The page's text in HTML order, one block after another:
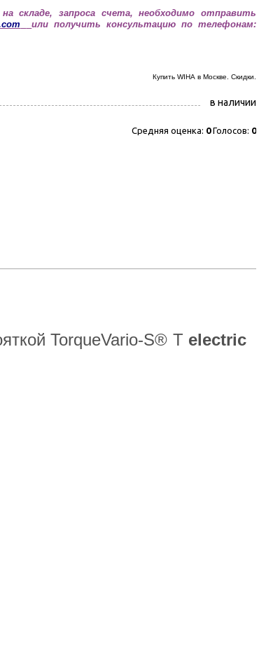
складе, запроса счета, необходимо отправить
или получить консультацию по телефонам:
Купить WIHA в Москве. Скидки.
в наличии
Средняя оценка: 0Голосов: 0
TorqueVario-S® T electric